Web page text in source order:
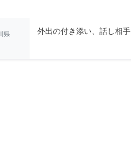
県 外出の付き添い、話し相手